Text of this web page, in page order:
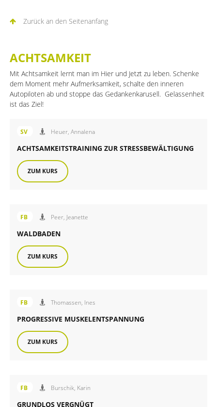
Zurück an den Seitenanfang
ACHTSAMKEIT
Mit Achtsamkeit lernt man im Hier und Jetzt zu leben. Schenke
dem Moment mehr Aufmerksamkeit, schalte den inneren
Autopiloten ab und stoppe das Gedankenkarusell. Gelassenheit
ist das Ziel!
SVAngebot des FiB Sportverein
Heuer, Annalena
ACHTSAMKEITSTRAINING ZUR STRESSBEWÄLTIGUNG
ZUM KURS
FBAngebot der FiB Familienbildung
Peer, Jeanette
WALDBADEN
ZUM KURS
FBAngebot der FiB Familienbildung
Thomassen, Ines
PROGRESSIVE MUSKELENTSPANNUNG
ZUM KURS
FBAngebot der FiB Familienbildung
Burschik, Karin
GRUNDLOS VERGNÜGT